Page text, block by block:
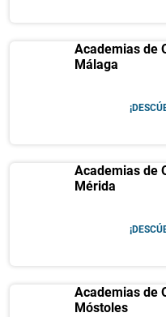
Academias de
Málaga
Academias de
Mérida
Academias de
Móstoles